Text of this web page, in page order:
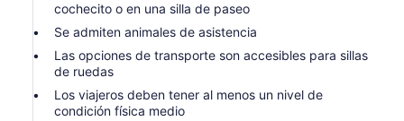
adulto
cochecito o en una silla de paseo
Se admiten animales de asistencia
Las opciones de transporte son accesibles para sillas
de ruedas
Los viajeros deben tener al menos un nivel de
condición física medio